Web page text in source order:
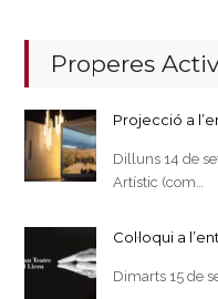
Properes
Projecció a
Dilluns 14 de
Artístic (com…
Col·loqui a
Dimarts 15 de